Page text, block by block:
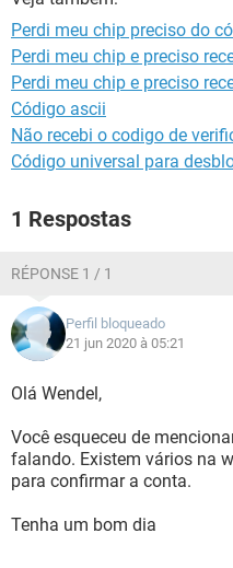
GUIA DE COMPRAS
Perdi meu chip preciso do
Perdi meu chip e preciso
Perdi meu chip e preciso
Código ascii
Não recebi o codigo de
Código universal para
1 Respostas
RÉPONSE 1 / 1
Perfil bloqueado
21 jun 2020 à 05:21
Olá Wendel,
Você esqueceu de
falando. Existem vários na
para confirmar a conta.
Tenha um bom dia